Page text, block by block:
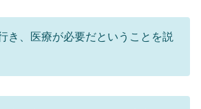
き、医療が必要だということを説